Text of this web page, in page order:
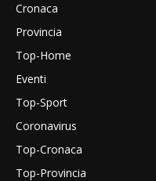
Cronaca
Provincia
Top-Home
Eventi
Top-Sport
Coronavirus
Top-Cronaca
Top-Provincia